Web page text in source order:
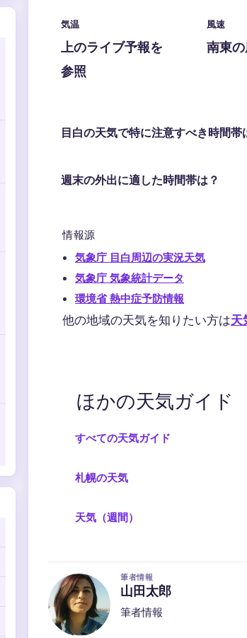
気温
上のライブ予報を
参照
風速
南東
目白の天気で特に注意すべき時間帯
週末の外出に適した時間帯は？
情報源
気象庁 目白周辺の実況天気
気象庁 気象統計データ
環境省 熱中症予防情報
他の地域の天気を知りたい方は天
ほかの天気ガイド
すべての天気ガイド
札幌の天気
天気（週間）
筆者情報
山田太郎
筆者情報